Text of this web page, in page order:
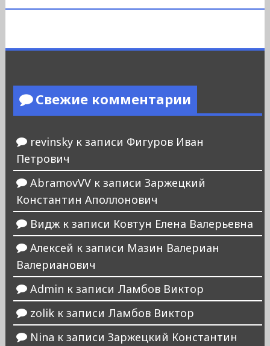
Свежие комментарии
revinskyк записи Фигуров Иван
Петрович
AbramovVVк записи Заржецкий
Константин Аполлонович
Виджк записи Ковтун Елена Валерьевна
Алексей к записи Мазин Валериан
Валерианович
Admin к записи Ламбов Виктор
zolikк записи Ламбов Виктор
Nina к записи Заржецкий Константин